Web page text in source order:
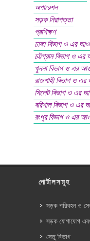
অপারেশন
সড়ক নিরাপত্তা
প্রশিক্ষণ
ঢাকা বিভাগ ও এর
চট্টগ্রাম বিভাগ ও এর
খুলনা বিভাগ ও এর
রাজশাহী বিভাগ ও এর
সিলেট বিভাগ ও এর
বরিশাল বিভাগ ও এর
রংপুর বিভাগ ও এর
পোর্টালসমূহ
সড়ক পরিবহন ও
সড়ক যোগাযোগ
সেতু বিভাগ